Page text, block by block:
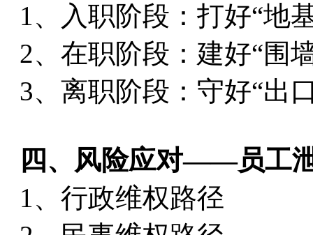
1、入职阶段：打好“地
2、在职阶段：建好“围
3、离职阶段：守好“出
四、风险应对——员工
1、行政维权路径